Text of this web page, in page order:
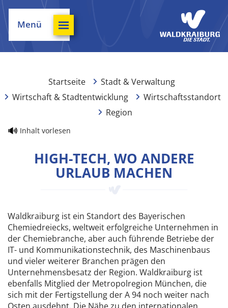
Menü
Startseite
Stadt & Verwaltung
Wirtschaft & Stadtentwicklung
Wirtschaftsstandort
Region
Inhalt vorlesen
HIGH-TECH, WO ANDERE
URLAUB MACHEN
Waldkraiburg ist ein Standort des Bayerischen
Chemiedreiecks, weltweit erfolgreiche Unternehmen in
der Chemiebranche, aber auch führende Betriebe der
IT- und Kommunikationstechnik, des Maschinenbaus
und vieler weiterer Branchen prägen den
Unternehmensbesatz der Region. Waldkraiburg ist
ebenfalls Mitglied der Metropolregion München, die
sich mit der Fertigstellung der A 94 noch weiter nach